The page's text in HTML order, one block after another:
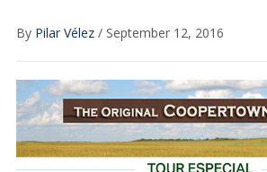
By Pilar Vélez/ September 12, 2016